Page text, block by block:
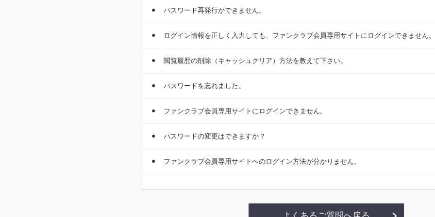
パスワード再発行ができません。
ログイン情報を正しく入力しても、ファンクラブ会員専用サイトにログインできません。
閲覧履歴の削除（キャッシュクリア）方法を教えて下さい。
パスワードを忘れました。
ファンクラブ会員専用サイトにログインできません。
パスワードの変更はできますか？
ファンクラブ会員専用サイトへのログイン方法が分かりません。